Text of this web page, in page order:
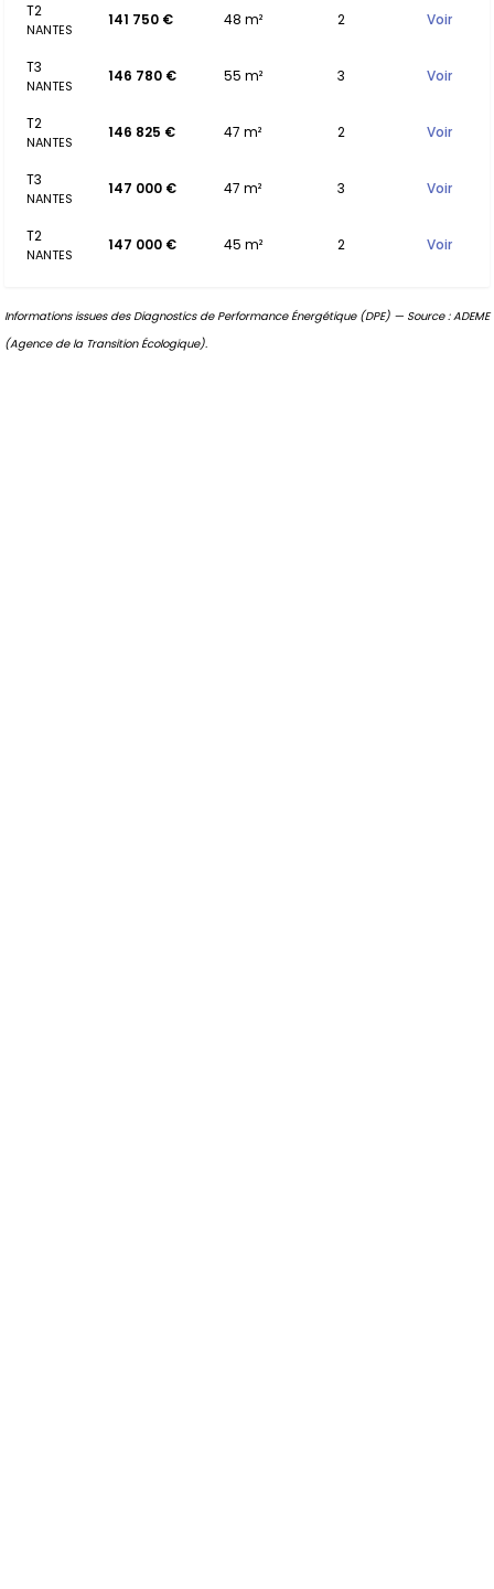
T2
NANTES
141 750 € 48 m² 2 Voir
T3
NANTES
146 780 € 55 m² 3 Voir
T2
NANTES
146 825 € 47 m² 2 Voir
T3
NANTES
147 000 € 47 m² 3 Voir
T2
NANTES
147 000 € 45 m² 2 Voir
Informations issues des Diagnostics de Performance Énergétique (DPE) — Source : ADEME
(Agence de la Transition Écologique).